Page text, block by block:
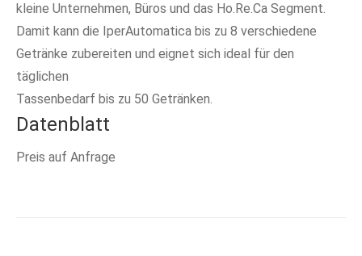
kleine Unternehmen, Büros und das Ho.Re.Ca Segment.
Damit kann die IperAutomatica bis zu 8 verschiedene
Getränke zubereiten und eignet sich ideal für den
täglichen
Tassenbedarf bis zu 50 Getränken.
Datenblatt
Preis auf Anfrage